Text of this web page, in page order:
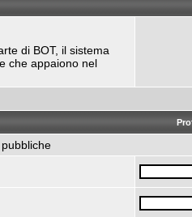
di BOT, il sistema
che appaiono nel